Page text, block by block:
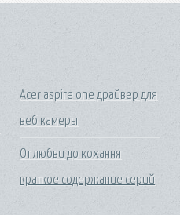
Acer aspire one драйвер для
веб камеры
От любви до кохання
краткое содержание серий